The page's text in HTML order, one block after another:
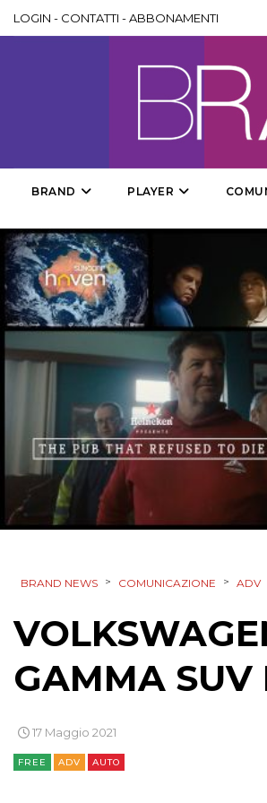
LOGIN - CONTATTI -ABBONAMENTI
BRAND PLAYER
BRAND NEWS > COMUNICAZIONE > ADV
GAMMA SUV
17 Maggio 2021
FREE ADV AUTO